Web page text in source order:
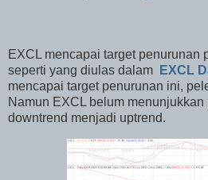
EXCL mencapai target penurunan
seperti yang diulas dalam
EXCL
mencapai target penurunan ini,
Namun EXCL belum
downtrend menjadi uptrend.